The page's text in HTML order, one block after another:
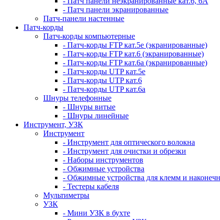
- Патч панели экранированные
Патч-панели настенные
Патч-корды
Патч-корды компьютерные
- Патч-корды FTP кат.5е (экранированные)
- Патч-корды FTP кат.6 (экранированные)
- Патч-корды FTP кат.6а (экранированные)
- Патч-корды UTP кат.5е
- Патч-корды UTP кат.6
- Патч-корды UTP кат.6а
Шнуры телефонные
- Шнуры витые
- Шнуры линейные
Инструмент, УЗК
Инструмент
- Инструмент для оптического волокна
- Инструмент для очистки и обрезки
- Наборы инструментов
- Обжимные устройства
- Обжимные устройства для клемм и
- Тестеры кабеля
Мультиметры
УЗК
- Мини УЗК в бухте